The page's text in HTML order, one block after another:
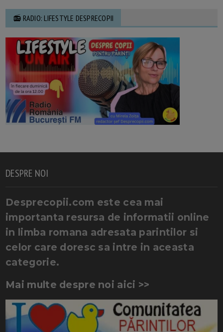
📻 RADIO: LIFESTYLE DESPRECOPII
DESPRE NOI
Desprecopii.com este cea mai
importanta resursa de informatii online
in limba romana adresata parintilor si
celor care doresc sa intre in aceasta
categorie.
Mai multe despre noi aici >>